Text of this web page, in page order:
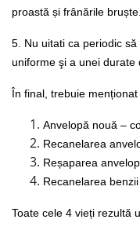
proastă și frânările bruște.
5. Nu uitati ca periodic
uniforme şi a unei durate
În final, trebuie
Anvelopă nouă –
Recanelarea
Reșaparea
Recanelarea
Toate cele 4 vieți rezultă